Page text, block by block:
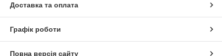
Доставка та оплата
Графік роботи
Повна версія сайту